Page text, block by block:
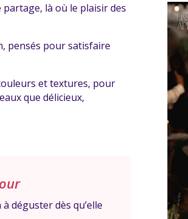
là où le plaisir des
pensés pour satisfaire
et textures, pour
que délicieux,
déguster dès qu’elle